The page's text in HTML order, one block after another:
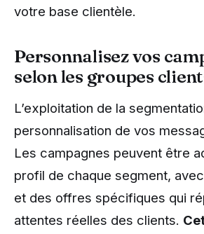
votre base clientèle.
Personnalisez vos
selon les groupes
L’exploitation de la
personnalisation de vos
Les campagnes peuvent être
profil de chaque segment,
et des offres spécifiques qui
attentes réelles des clients.